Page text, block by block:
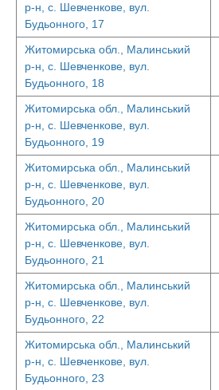
р-н, с. Шевченкове, вул.
Будьонного, 17
Житомирська обл., Малинський
р-н, с. Шевченкове, вул.
Будьонного, 18
Житомирська обл., Малинський
р-н, с. Шевченкове, вул.
Будьонного, 19
Житомирська обл., Малинський
р-н, с. Шевченкове, вул.
Будьонного, 20
Житомирська обл., Малинський
р-н, с. Шевченкове, вул.
Будьонного, 21
Житомирська обл., Малинський
р-н, с. Шевченкове, вул.
Будьонного, 22
Житомирська обл., Малинський
р-н, с. Шевченкове, вул.
Будьонного, 23